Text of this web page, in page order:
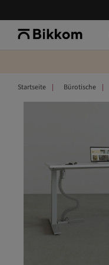
Startseite Bürotische